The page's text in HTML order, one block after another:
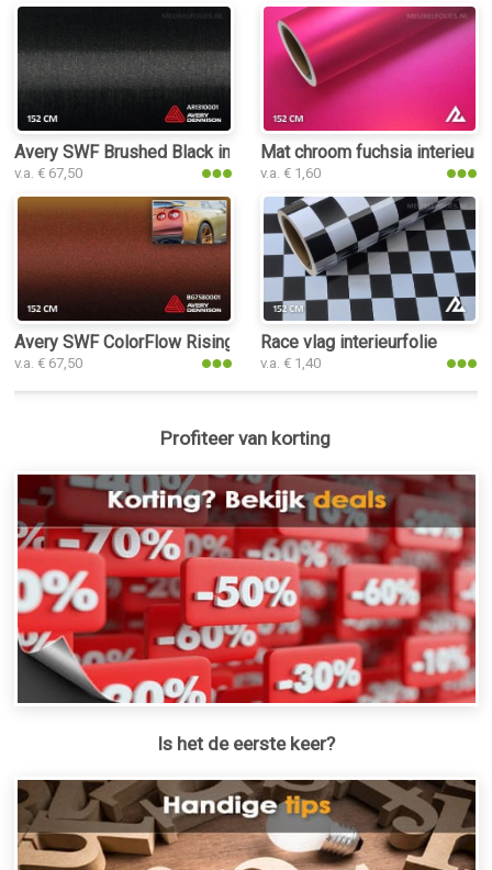
Avery SWF Brushed Black interieurfolie
v.a. € 67,50
Mat chroom fuchsia
v.a. € 1,60
Avery SWF ColorFlow Rising Sun Satin interieurfolie
v.a. € 67,50
Race vlag interieurfolie
v.a. € 1,40
Profiteer van korting
Is het de eerste keer?